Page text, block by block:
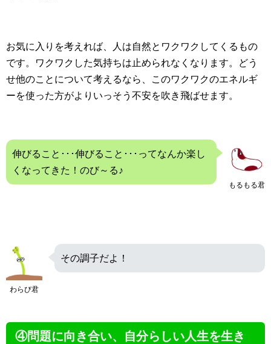
お気に入りを考えれば、人は自然とワクワクしてくるもの
です。ワクワクした気持ちは止められなくなります。どう
せ他のことについて考えるなら、このワクワクのエネルギ
ーを使った方がよりいっそう不安を吹き飛ばせます。
もるもる君
伸びること･･･伸びること･･･ってなんか楽し
くなってきた！のび～る♪
わらび君
その調子だよ！
④問題に向き合い、自分らしい人生を生き